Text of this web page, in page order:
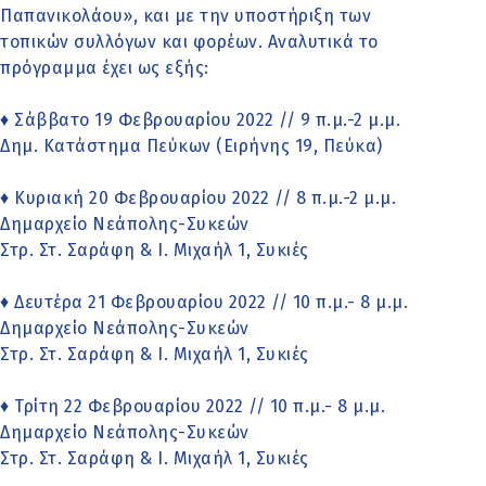
Παπανικολάου», και με την υποστήριξη των
τοπικών συλλόγων και φορέων. Αναλυτικά το
πρόγραμμα έχει ως εξής:
♦ Σάββατο 19 Φεβρουαρίου 2022 // 9 π.μ.-2 μ.μ.
Δημ. Κατάστημα Πεύκων (Ειρήνης 19, Πεύκα)
♦ Κυριακή 20 Φεβρουαρίου 2022 // 8 π.μ.-2 μ.μ.
Δημαρχείο Νεάπολης-Συκεών
Στρ. Στ. Σαράφη & Ι. Μιχαήλ 1, Συκιές
♦ Δευτέρα 21 Φεβρουαρίου 2022 // 10 π.μ.- 8 μ.μ.
Δημαρχείο Νεάπολης-Συκεών
Στρ. Στ. Σαράφη & Ι. Μιχαήλ 1, Συκιές
♦ Τρίτη 22 Φεβρουαρίου 2022 // 10 π.μ.- 8 μ.μ.
Δημαρχείο Νεάπολης-Συκεών
Στρ. Στ. Σαράφη & Ι. Μιχαήλ 1, Συκιές